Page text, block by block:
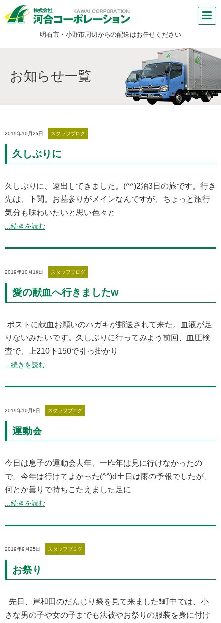
明石市・小野市周辺からの配送はお任せください
お知らせ一覧
2019年10月25日 スタッフブログ
久しぶりに
久しぶりに、遠出してきました。(^^)2泊3日の旅です。行き
先は、下関。お墓参りがメインなんですが、ちょっと旅行
気分も味わいたいと思い色々と
...続きを読む
2019年10月16日 スタッフブログ
愛の献血へ行きましたw
ポストに献血お願いのハガキが郵送されて来た。血液が足
りないみたいです。久しぶりに行ってみよう前回、血圧検
査で、上210下150で引っ掛かり
...続きを読む
2019年10月8日 スタッフブログ
運動会
今日は息子の運動会去年、一昨年は見に行けなかったの
で、今年は行けてよかった(^^)d土日は雨の予報でしたが、
何とか曇りで持ちこたえました足に
...続きを読む
2019年9月25日 スタッフブログ
お祭り
先日、岸和田のだんじり祭を見て来ました❗️町中では、小
さな男の子や女の子までも法被やお祭りの服装を身に付け